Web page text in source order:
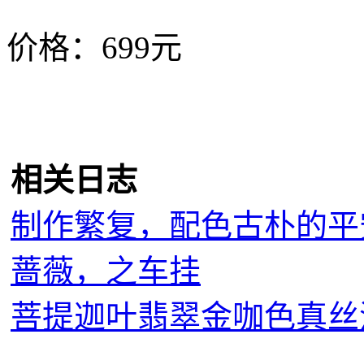
价格：699元
相关日志
制作繁复，配色古朴的
蔷薇，之车挂
菩提迦叶翡翠金咖色真